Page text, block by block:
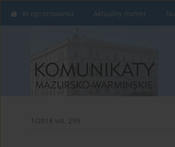
W opracowaniu Aktualny numer
1/2018 vol. 299